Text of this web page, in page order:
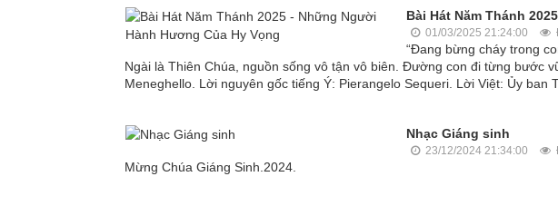
Bài Hát Năm Thánh
01/03/2025 21:24:00
“Đang bừng cháy trong
Ngài là Thiên Chúa, nguồn sống vô tận vô biên. Đường con đi từng bước
Meneghello. Lời nguyên gốc tiếng Ý: Pierangelo Sequeri. Lời Việt: Ủy ban
Nhạc Giáng sinh
23/12/2024 21:34:00
Mừng Chúa Giáng Sinh.2024.